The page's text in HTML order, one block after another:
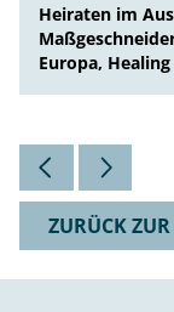
Heiraten im
Europa,
ZURÜCK